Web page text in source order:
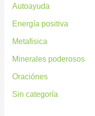
Autoayuda
Energía positiva
Metafisica
Minerales poderosos
Oraciónes
Sin categoría